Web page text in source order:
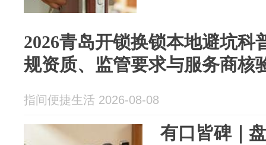
2026青岛开锁换锁本地避坑科
规资质、监管要求与服务商核
指间便捷生活 2026-08-08
有口皆碑｜